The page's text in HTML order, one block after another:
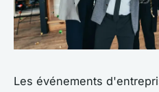
Les événements